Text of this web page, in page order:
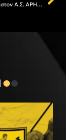
Γίνε μέλος στον Α.Σ. ΑΡΗΣ: Το πρόγραμμα εγγραφών και ανανεώσεων (10/02 – 15/02)